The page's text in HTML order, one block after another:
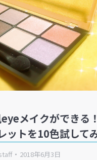
メイクができる
ットを10色試して
2018年6月3日